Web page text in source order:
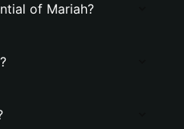
of Mariah?